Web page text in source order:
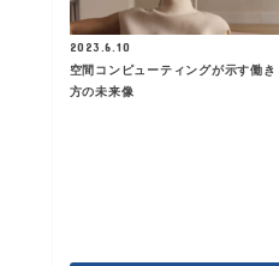
2023.6.10
空間コンピューティングが示す働き
方の未来像